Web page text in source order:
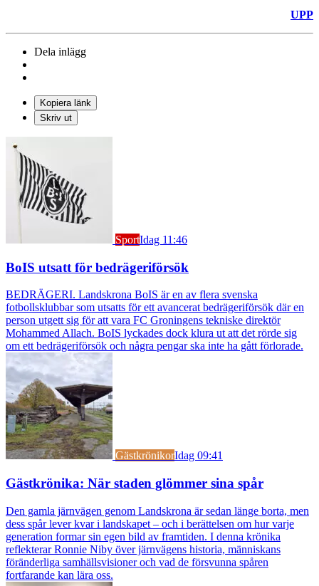
UPP
Dela inlägg
Kopiera länk
Skriv ut
SportIdag 11:46
BoIS utsatt för bedrägeriförsök
BEDRÄGERI. Landskrona BoIS är en av flera svenska
fotbollsklubbar som utsatts för ett avancerat bedrägeriförsök där en
person utgett sig för att vara FC Groningens tekniske direktör
Mohammed Allach. BoIS lyckades dock klura ut att det rörde sig
om ett bedrägeriförsök och några pengar ska inte ha gått förlorade.
GästkrönikorIdag 09:41
Gästkrönika: När staden glömmer sina spår
Den gamla järnvägen genom Landskrona är sedan länge borta, men
dess spår lever kvar i landskapet – och i berättelsen om hur varje
generation formar sin egen bild av framtiden. I denna krönika
reflekterar Ronnie Niby över järnvägens historia, människans
föränderliga samhällsvisioner och vad de försvunna spåren
fortfarande kan lära oss.